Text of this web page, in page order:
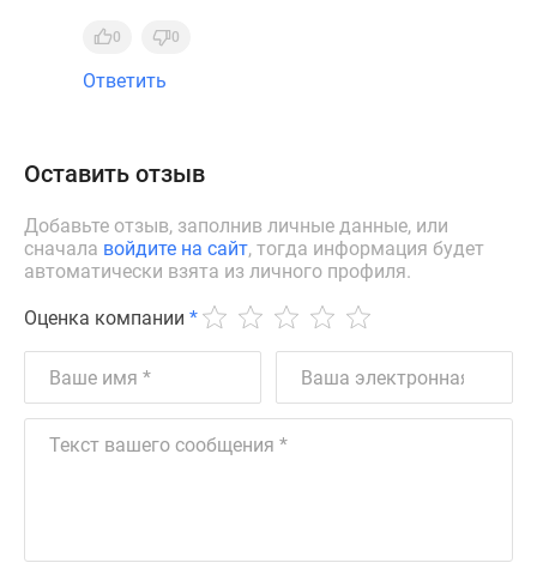
0 0
Ответить
Оставить отзыв
Добавьте отзыв, заполнив личные данные, или
сначала войдите на сайт, тогда информация будет
автоматически взята из личного профиля.
Оценка компании *